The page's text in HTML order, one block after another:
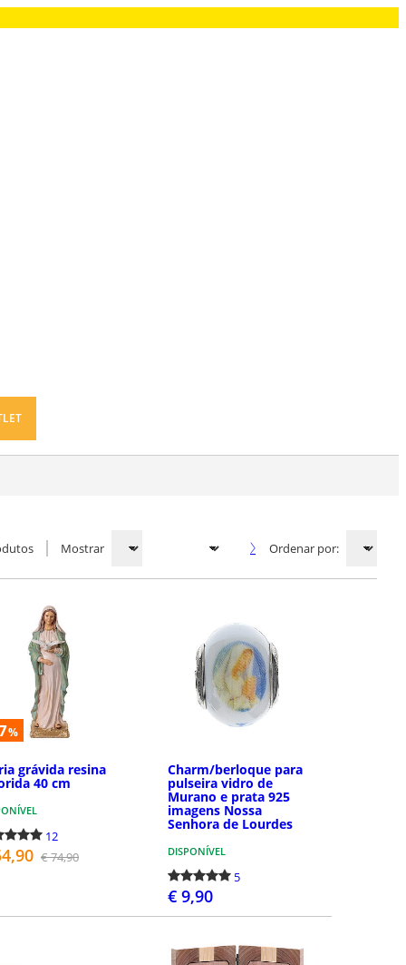
Mostrar Ordenar por:
%
grávida resina
40 cm
12
€ 74,90
Charm/berloque para
pulseira vidro de
Murano e prata 925
imagens Nossa
Senhora de Lourdes
DISPONÍVEL
5
€ 9,90